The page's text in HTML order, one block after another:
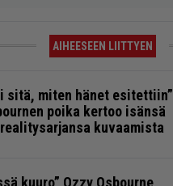
AIHEESEEN LIITTYEN
sitä, miten hänet esitettiin”
poika kertoo isänsä
kuvaamista
kuuro” Ozzy Osbourne